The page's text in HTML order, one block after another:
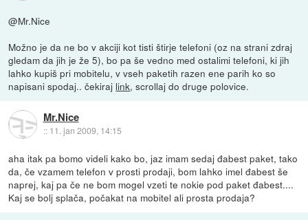
@Mr.Nice
Možno je da ne bo v akciji kot tisti štirje telefoni (oz na strani zdraj
gledam da jih je že 5), bo pa še vedno med ostalimi telefoni, ki jih
lahko kupiš pri mobitelu, v vseh paketih razen ene parih ko so
napisani spodaj.. čekiraj link, scrollaj do druge polovice.
Mr.Nice
:: 11. jan 2009, 14:15
aha itak pa bomo videli kako bo, jaz imam sedaj đabest paket, tako
da, če vzamem telefon v prosti prodaji, bom lahko imel đabest še
naprej, kaj pa če ne bom mogel vzeti te nokie pod paket đabest....
Kaj se bolj splača, počakat na mobitel ali prosta prodaja?